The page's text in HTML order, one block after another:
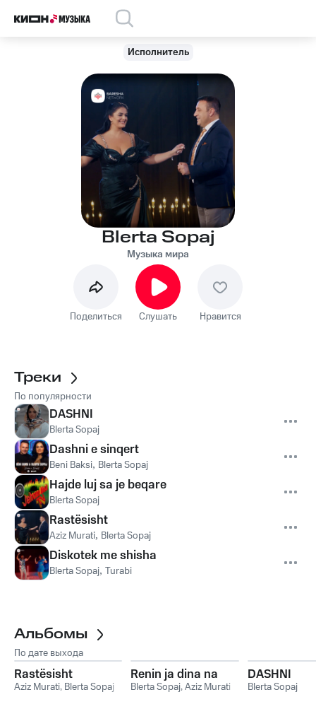
Исполнитель
Blerta Sopaj
Музыка мира
Поделиться Слушать Нравится
Треки
По популярности
DASHNI
Blerta Sopaj
Dashni e sinqert
Beni Baksi, Blerta Sopaj
Hajde luj sa je beqare
Blerta Sopaj
Rastësisht
Aziz Murati, Blerta Sopaj
Diskotek me shisha
Blerta Sopaj, Turabi
Альбомы
По дате выхода
Rastësisht
Aziz Murati, Blerta Sopaj
Renin ja dina na
Blerta Sopaj,Aziz Murati
DASHNI
Blerta Sopaj